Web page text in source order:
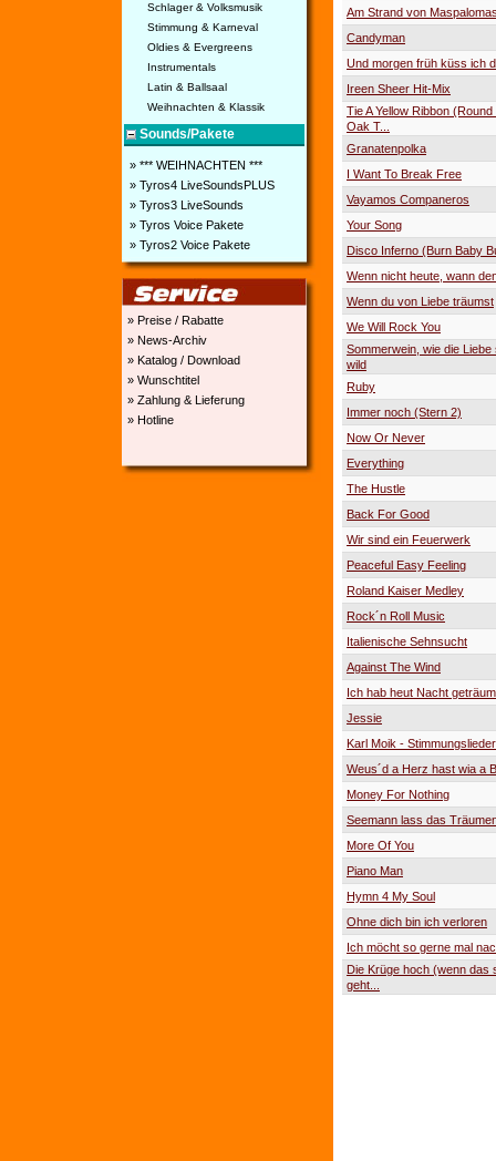
Schlager & Volksmusik
Stimmung & Karneval
Oldies & Evergreens
Instrumentals
Latin & Ballsaal
Weihnachten & Klassik
Sounds/Pakete
» *** WEIHNACHTEN ***
» Tyros4 LiveSoundsPLUS
» Tyros3 LiveSounds
» Tyros Voice Pakete
» Tyros2 Voice Pakete
» Preise / Rabatte
» News-Archiv
» Katalog / Download
» Wunschtitel
» Zahlung & Lieferung
» Hotline
Am Strand von
Candyman
Und morgen früh küss ich
Ireen Sheer Hit-Mix
Tie A Yellow Ribbon
Oak T...
Granatenpolka
I Want To Break Free
Vayamos Companeros
Your Song
Disco Inferno (Burn Baby
Wenn nicht heute, wann
Wenn du von Liebe träumst
We Will Rock You
Sommerwein, wie die Liebe
wild
Ruby
Immer noch (Stern 2)
Now Or Never
Everything
The Hustle
Back For Good
Wir sind ein Feuerwerk
Peaceful Easy Feeling
Roland Kaiser Medley
Rock´n Roll Music
Italienische Sehnsucht
Against The Wind
Ich hab heut Nacht
Jessie
Karl Moik -
Weus´d a Herz hast wia a
Money For Nothing
Seemann lass das
More Of You
Piano Man
Hymn 4 My Soul
Ohne dich bin ich verloren
Ich möcht so gerne mal
Die Krüge hoch (wenn das
geht...